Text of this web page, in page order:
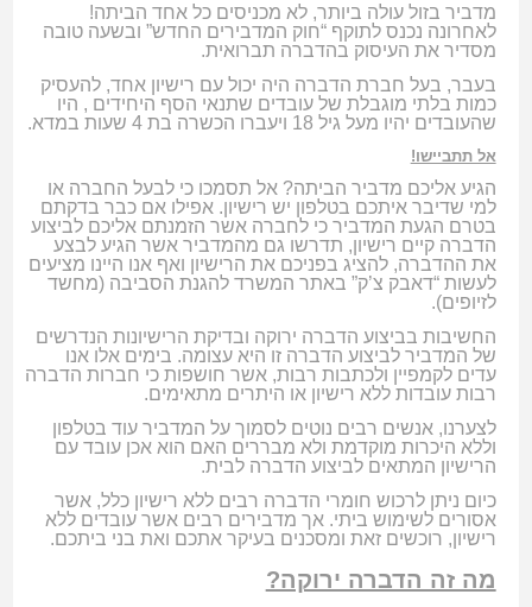
מדביר בזול עולה ביותר, לא מכניסים כל אחד הביתה!
לאחרונה נכנס לתוקף “חוק המדבירים החדש” ובשעה טובה
מסדיר את העיסוק בהדברה תברואית.
בעבר, בעל חברת הדברה היה יכול עם רישיון אחד, להעסיק
כמות בלתי מוגבלת של עובדים שתנאי הסף היחידים , היו
שהעובדים יהיו מעל גיל 18 ויעברו הכשרה בת 4 שעות במדא.
אל תתביישו!
הגיע אליכם מדביר הביתה? אל תסמכו כי לבעל החברה או
למי שדיבר איתכם בטלפון יש רישיון. אפילו אם כבר בדקתם
בטרם הגעת המדביר כי לחברה אשר הזמנתם אליכם לביצוע
הדברה קיים רישיון, תדרשו גם מהמדביר אשר הגיע לבצע
את ההדברה, להציג בפניכם את הרישיון ואף אנו היינו מציעים
לעשות “דאבק צ’ק” באתר המשרד להגנת הסביבה (מחשד
לזיופים).
החשיבות בביצוע הדברה ירוקה ובדיקת הרישיונות הנדרשים
של המדביר לביצוע הדברה זו היא עצומה. בימים אלו אנו
עדים לקמפיין ולכתבות רבות, אשר חושפות כי חברות הדברה
רבות עובדות ללא רישיון או היתרים מתאימים.
לצערנו, אנשים רבים נוטים לסמוך על המדביר עוד בטלפון
וללא היכרות מוקדמת ולא מבררים האם הוא אכן עובד עם
הרישיון המתאים לביצוע הדברה לבית.
כיום ניתן לרכוש חומרי הדברה רבים ללא רישיון כלל, אשר
אסורים לשימוש ביתי. אך מדבירים רבים אשר עובדים ללא
רישיון, רוכשים זאת ומסכנים בעיקר אתכם ואת בני ביתכם.
מה זה הדברה ירוקה?